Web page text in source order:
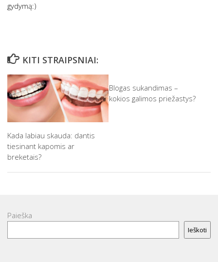
gydymą:)
KITI STRAIPSNIAI:
Kada labiau skauda: dantis
tiesinant kapomis ar
breketais?
Blogas sukandimas –
kokios galimos priežastys?
Paieška
Ieškoti